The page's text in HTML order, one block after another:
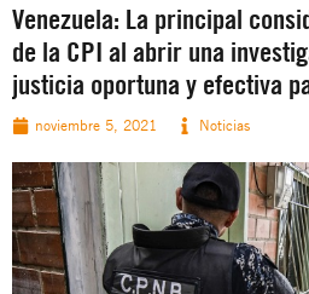
Venezuela: La principal
de la CPI al abrir una
justicia oportuna y efectiva
noviembre 5, 2021 Noticias